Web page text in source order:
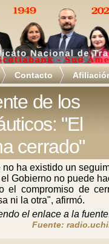
Contacto
de los
"El
cerrado"
ha existido un
Gobierno no puede
el compromiso de
ni la otra", afirmó.
el enlace a la
Fuente: